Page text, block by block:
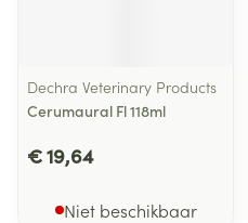
Dechra Veterinary Products
Cerumaural Fl 118ml
€ 19,64
Niet beschikbaar